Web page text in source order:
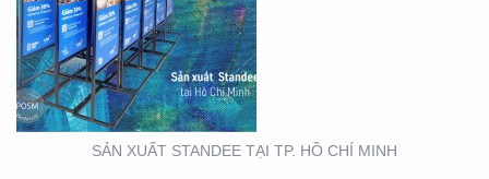
SẢN XUẤT STANDEE TẠI TP. HỒ CHÍ MINH
THIẾT KẾ THI CÔNG
KIOSK TẠI TP. HỒ CHÍ
MINH